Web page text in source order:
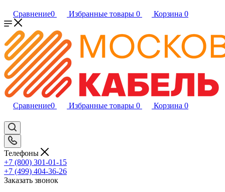
Сравнение0 Избранные товары 0 Корзина 0
Сравнение0 Избранные товары 0 Корзина 0
Телефоны
+7 (800) 301-01-15
+7 (499) 404-36-26
Заказать звонок